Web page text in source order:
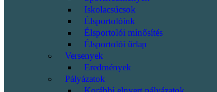
Iskolacsúcsok
Élsportolóink
Élsportolói minősítés
Élsportolói űrlap
Versenyek
Eredmények
Pályázatok